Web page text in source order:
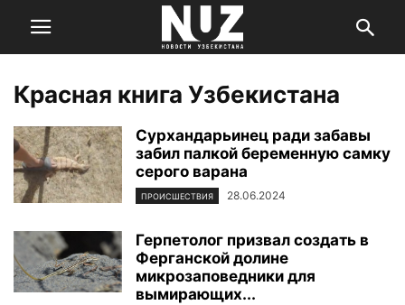
Красная книга Узбекистана
Сурхандарьинец ради забавы
забил палкой беременную самку
серого варана
ПРОИСШЕСТВИЯ 28.06.2024
Герпетолог призвал создать в
Ферганской долине
микрозаповедники для
вымирающих...